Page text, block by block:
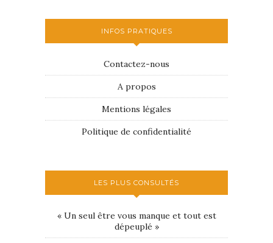
INFOS PRATIQUES
Contactez-nous
A propos
Mentions légales
Politique de confidentialité
LES PLUS CONSULTÉS
« Un seul être vous manque et tout est
dépeuplé »